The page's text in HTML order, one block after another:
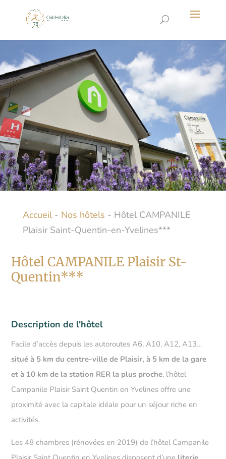
Accueil- Nos hôtels - Hôtel CAMPANILE
Plaisir Saint-Quentin-en-Yvelines***
Hôtel CAMPANILE Plaisir St-
Quentin***
Description de l'hôtel
Facile d’accès depuis les autoroutes A6, A10, A12, A13…
situé à 5 km du centre-ville de Plaisir, à 5 km de la gare
et à 10 km de la station RER la plus proche, l’hôtel
Campanile Plaisir Saint Quentin en Yvelines offre une
proximité avec la capitale idéale pour un séjour riche en
activités.
Les 48 chambres (rénovées en 2019) de l’hôtel Campanile